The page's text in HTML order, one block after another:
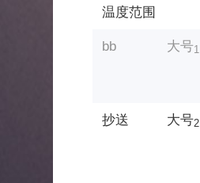
温度范围
bb 大号1
抄送 大号2